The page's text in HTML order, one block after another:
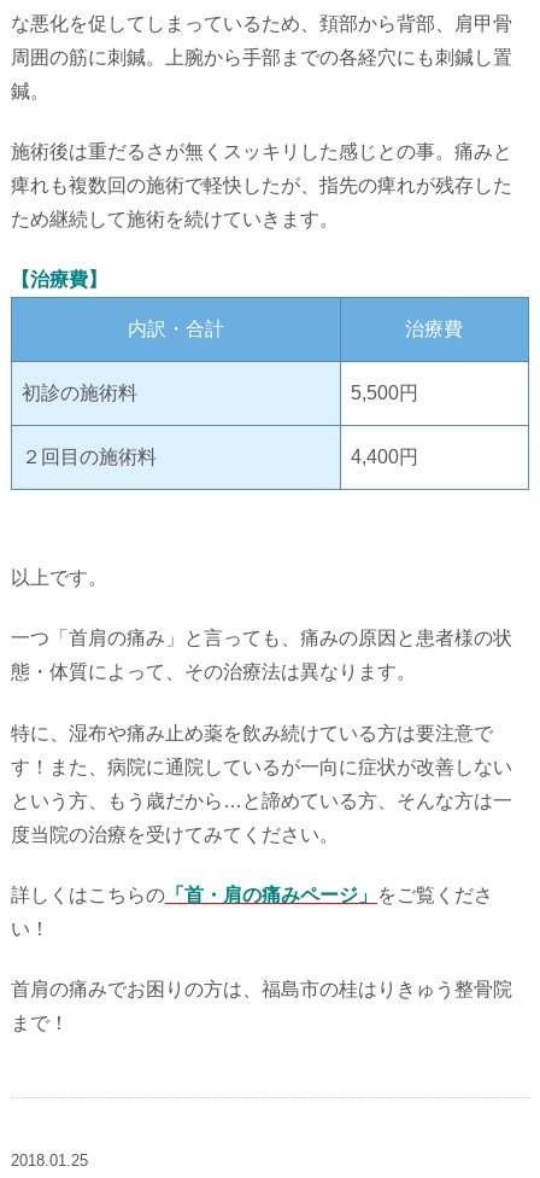
な悪化を促してしまっているため、頚部から背部、肩甲骨
周囲の筋に刺鍼。
上腕から手部までの各経穴にも刺鍼し置
鍼。
施術後は重だるさが無くスッキリした感じとの事。 痛みと
痺れも複数回の施術で軽快したが、 指先の痺れが残存した
ため継続して施術を続けていきます。
【治療費】
内訳・合計 治療費
初診の施術料 5,500円
２回目の施術料 4,400円
以上です。
一つ「首肩の痛み」と言っても、痛みの原因と患者様の状
態・体質によって、その治療法は異なります。
特に、湿布や痛み止め薬を飲み続けている方は要注意で
す！また、病院に通院しているが一向に症状が改善しない
という方、もう歳だから…と諦めている方、そんな方は一
度当院の治療を受けてみてください。
詳しくはこちらの「首・肩の痛みページ」 をご覧くださ
い！
首肩の痛みでお困りの方は、福島市の桂はりきゅう整骨院
まで！
2018.01.25